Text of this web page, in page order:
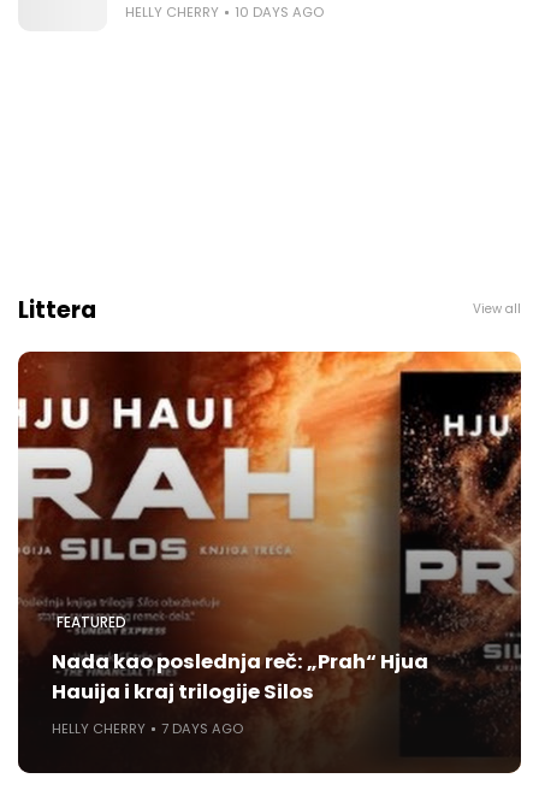
HELLY CHERRY 10 DAYS AGO
Littera View all
FEATURED
Nada kao poslednja reč: „Prah“ Hjua
Hauija i kraj trilogije Silos
HELLY CHERRY 7 DAYS AGO